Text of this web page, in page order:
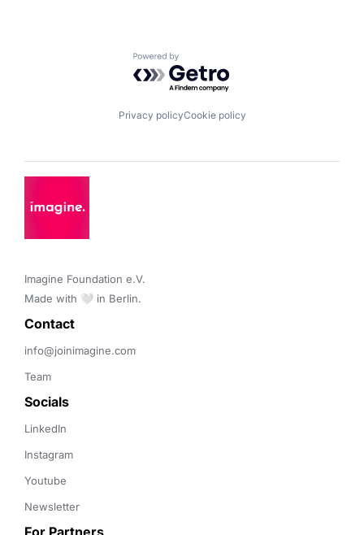
Powered by Getro.com
Privacy policyCookie policy
Imagine Foundation e.V.
Made with 🤍 in Berlin.
Contact
info@joinimagine.com
Team
Socials
LinkedIn
Instagram
Youtube
Newsletter
For Partners